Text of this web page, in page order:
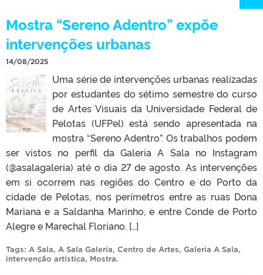
Mostra “Sereno Adentro” expõe
intervenções urbanas
14/08/2025
Uma série de intervenções urbanas realizadas
por estudantes do sétimo semestre do curso
de Artes Visuais da Universidade Federal de
Pelotas (UFPel) está sendo apresentada na
mostra “Sereno Adentro”. Os trabalhos podem
ser vistos no perfil da Galeria A Sala no Instagram
(@asalagaleria) até o dia 27 de agosto. As intervenções
em si ocorrem nas regiões do Centro e do Porto da
cidade de Pelotas, nos perímetros entre as ruas Dona
Mariana e a Saldanha Marinho, e entre Conde de Porto
Alegre e Marechal Floriano. […]
Tags: A Sala, A Sala Galeria, Centro de Artes, Galeria A Sala,
intervenção artística, Mostra.